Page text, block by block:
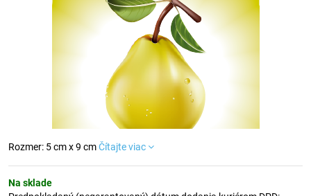
Rozmer: 5 cm x 9 cmČítajte viac
Na sklade